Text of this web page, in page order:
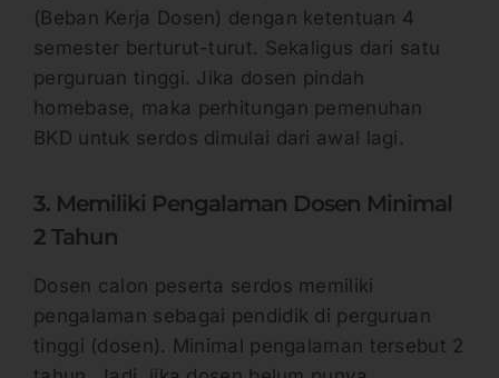
(Beban Kerja Dosen) dengan ketentuan 4
semester berturut-turut. Sekaligus dari satu
perguruan tinggi. Jika dosen pindah
homebase, maka perhitungan pemenuhan
BKD untuk serdos dimulai dari awal lagi.
3. Memiliki Pengalaman Dosen Minimal
2 Tahun
Dosen calon peserta serdos memiliki
pengalaman sebagai pendidik di perguruan
tinggi (dosen). Minimal pengalaman tersebut 2